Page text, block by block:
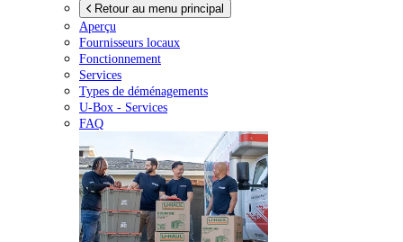
Retour au menu principal
Aperçu
Fournisseurs locaux
Fonctionnement
Services
Types de déménagements
U-Box - Services
FAQ